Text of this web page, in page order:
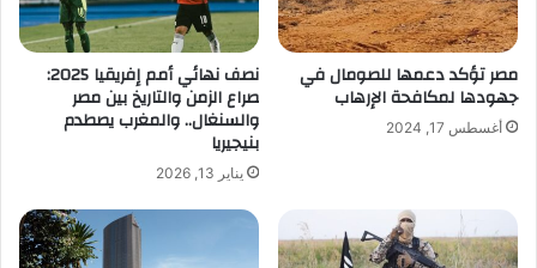
مصر تؤكد دعمها للصومال في
جهودها لمكافحة الإرهاب
أغسطس 17, 2024
نصف نهائي أمم إفريقيا 2025:
صراع الزمن والتاريخ بين مصر
والسنغال.. والمغرب يصطدم
بنيجيريا
يناير 13, 2026